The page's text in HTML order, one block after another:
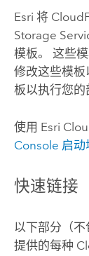
Esri 将
Storage
模板。 这些
修改这些模
板以执行您的
使用 Esri
Console 启动
快速链接
以下部分（
提供的每种